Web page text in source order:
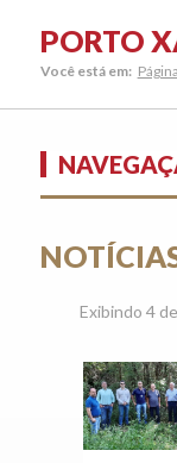
PORTO
Você está em:
Exibindo 4